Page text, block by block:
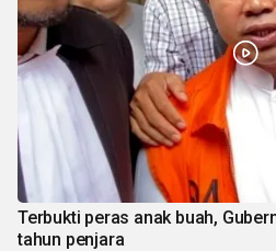
Terbukti peras anak buah,
tahun penjara